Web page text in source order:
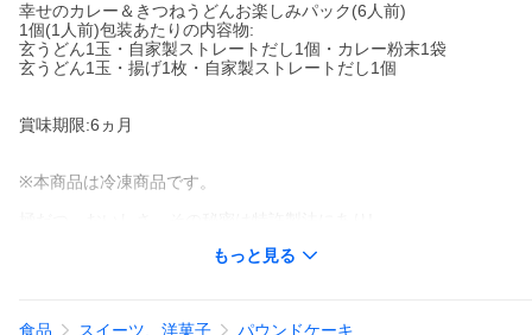
幸せのカレー＆きつねうどんお楽しみパック(6人前)
1個(1人前)包装あたりの内容物:
玄うどん1玉・自家製ストレートだし1個・カレー粉末1袋
玄うどん1玉・揚げ1枚・自家製ストレートだし1個
賞味期限:6ヵ月
※本商品は冷凍商品です。
もっと見る
食品 スイーツ、洋菓子 パウンドケーキ